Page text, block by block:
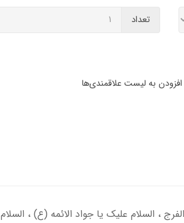
تعداد
، السلام علیک یا جواد الائمه (ع) ، السلام